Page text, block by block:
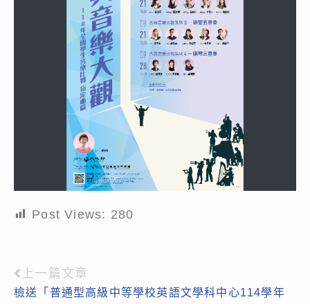
Post Views: 280
Read
more
上一篇文章
檢送「普通型高級中等學校英語文學科中心114學年